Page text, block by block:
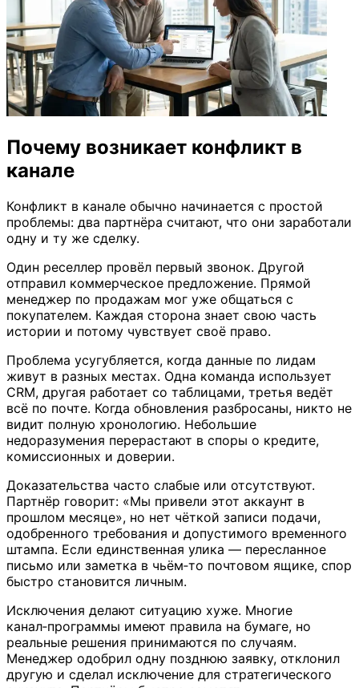
Почему возникает конфликт в
канале
Конфликт в канале обычно начинается с простой
проблемы: два партнёра считают, что они заработали
одну и ту же сделку.
Один реселлер провёл первый звонок. Другой
отправил коммерческое предложение. Прямой
менеджер по продажам мог уже общаться с
покупателем. Каждая сторона знает свою часть
истории и потому чувствует своё право.
Проблема усугубляется, когда данные по лидам
живут в разных местах. Одна команда использует
CRM, другая работает со таблицами, третья ведёт
всё по почте. Когда обновления разбросаны, никто не
видит полную хронологию. Небольшие
недоразумения перерастают в споры о кредите,
комиссионных и доверии.
Доказательства часто слабые или отсутствуют.
Партнёр говорит: «Мы привели этот аккаунт в
прошлом месяце», но нет чёткой записи подачи,
одобренного требования и допустимого временного
штампа. Если единственная улика — пересланное
письмо или заметка в чьём‑то почтовом ящике, спор
быстро становится личным.
Исключения делают ситуацию хуже. Многие
канал‑программы имеют правила на бумаге, но
реальные решения принимаются по случаям.
Менеджер одобрил одну позднюю заявку, отклонил
другую и сделал исключение для стратегического